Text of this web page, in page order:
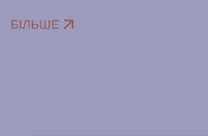
БІЛЬШЕ